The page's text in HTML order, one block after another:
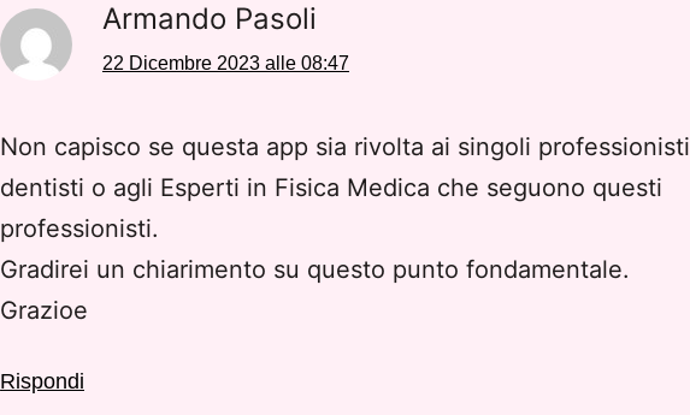
Armando Pasoli
22 Dicembre 2023 alle 08:47
Non capisco se questa app sia rivolta ai singoli professionisti
dentisti o agli Esperti in Fisica Medica che seguono questi
professionisti.
Gradirei un chiarimento su questo punto fondamentale.
Grazioe
Rispondi